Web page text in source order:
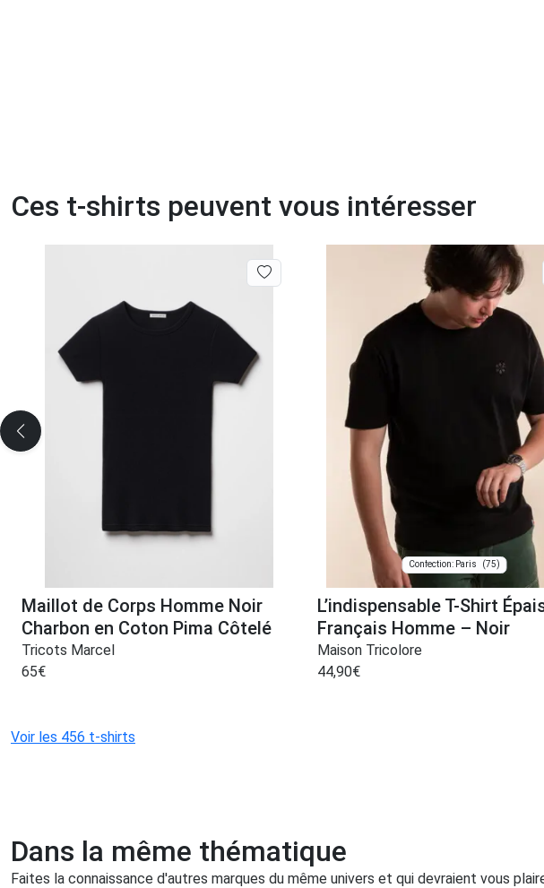
Ces t-shirts peuvent vous intéresser
Maillot de Corps Homme Noir
Charbon en Coton Pima Côtelé
Tricots Marcel
65€
Confection: Paris (75)
L’indispensable T-Shirt
Français Homme – Noir
Maison Tricolore
44,90€
Voir les 456 t-shirts
Dans la même thématique
Faites la connaissance d'autres marques du même univers et qui devraient vous